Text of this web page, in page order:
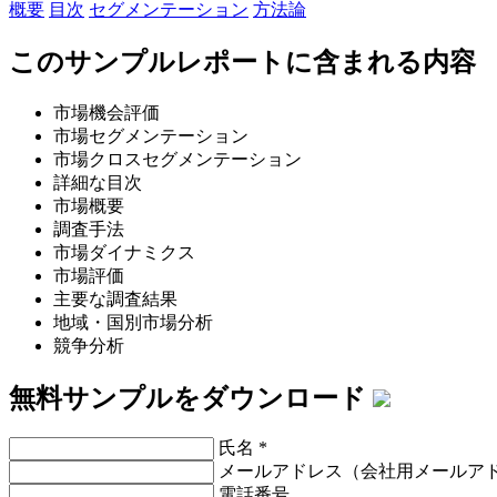
概要 目次 セグメンテーション 方法論
このサンプルレポートに含まれる内容
市場機会評価
市場セグメンテーション
市場クロスセグメンテーション
詳細な目次
市場概要
調査手法
市場ダイナミクス
市場評価
主要な調査結果
地域・国別市場分析
競争分析
無料サンプルをダウンロード
氏名 *
メールアドレス（会社用メールア